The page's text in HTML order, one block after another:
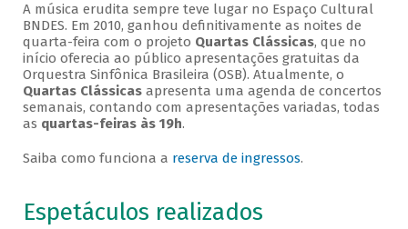
A música erudita sempre teve lugar no Espaço Cultural
BNDES. Em 2010, ganhou definitivamente as noites de
quarta-feira com o projeto Quartas Clássicas, que no
início oferecia ao público apresentações gratuitas da
Orquestra Sinfônica Brasileira (OSB). Atualmente, o
Quartas Clássicasapresenta uma agenda de concertos
semanais, contando com apresentações variadas, todas
as quartas-feiras às 19h.
Saiba como funciona a reserva de ingressos.
Espetáculos realizados